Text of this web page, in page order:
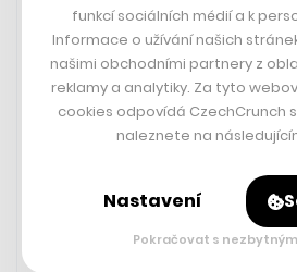
funkcí sociálních médií a k
Informace o užívání našich
našimi obchodními partnery z
reklamy a analytiky. Za tyto
cookies odpovídá CzechCrunch
naleznete na
Nastavení
Pokračovat s